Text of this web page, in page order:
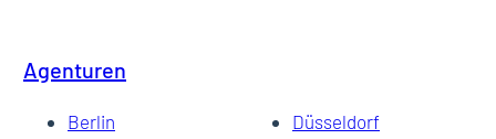
Agenturen
Berlin
Düsseldorf